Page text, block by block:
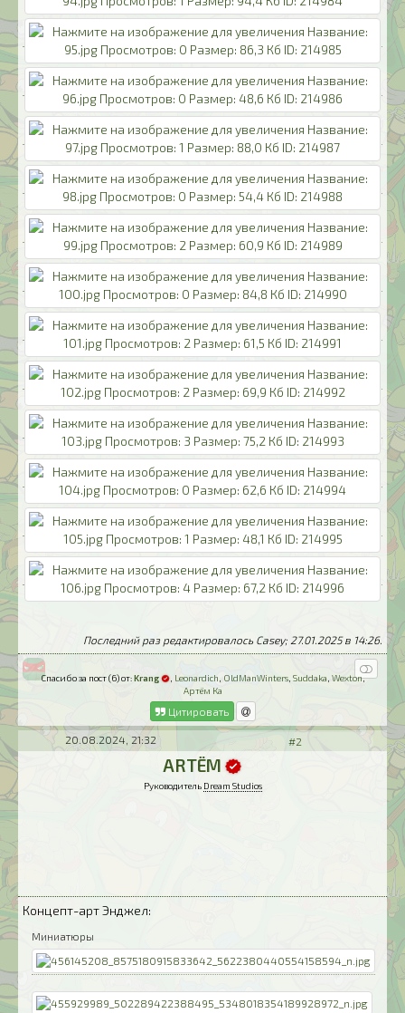
Последний раз редактировалось Casey; 27.01.2025 в 14:26.
Спасибо за пост (6) от: Krang , Leonardich OldManWinters, Suddaka Wexton,
Артём Ка
Цитировать
20.08.2024, 21:32 #2
ARTЁM
Руководитель Dream Studios
Концепт-арт Энджел:
Миниатюры